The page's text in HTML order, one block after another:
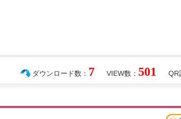
QR
VIEW数： 501
ダウンロード数： 7